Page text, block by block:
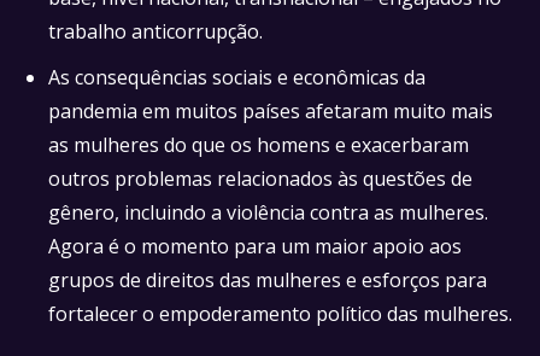
trabalho anticorrupção.
As consequências sociais e econômicas da
pandemia em muitos países afetaram muito mais
as mulheres do que os homens e exacerbaram
outros problemas relacionados às questões de
gênero, incluindo a violência contra as mulheres.
Agora é o momento para um maior apoio aos
grupos de direitos das mulheres e esforços para
fortalecer o empoderamento político das mulheres.